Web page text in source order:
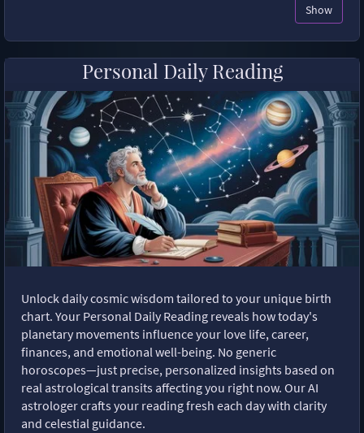
Show
Personal Daily Reading
Unlock daily cosmic wisdom tailored to your unique birth
chart. Your Personal Daily Reading reveals how today's
planetary movements influence your love life, career,
finances, and emotional well-being. No generic
horoscopes—just precise, personalized insights based on
real astrological transits affecting you right now. Our AI
astrologer crafts your reading fresh each day with clarity
and celestial guidance.